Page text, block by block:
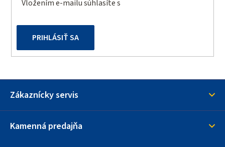
Vložením e-mailu súhlasíte s
PRIHLÁSIŤ SA
Zákaznícky servis
Kamenná predajňa